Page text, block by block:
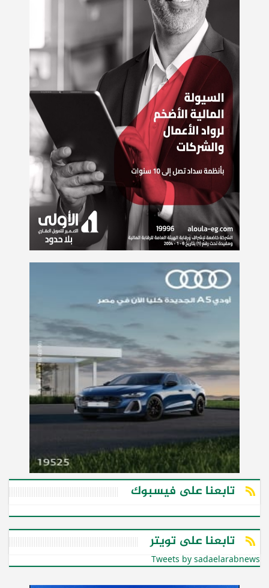
تابعنا على فيسبوك
تابعنا على تويتر
Tweets by sadaelarabnews